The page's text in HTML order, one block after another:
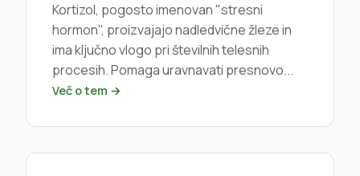
Kortizol, pogosto imenovan "stresni
hormon", proizvajajo nadledvične žleze in
ima ključno vlogo pri številnih telesnih
procesih. Pomaga uravnavati presnovo...
Več o tem →